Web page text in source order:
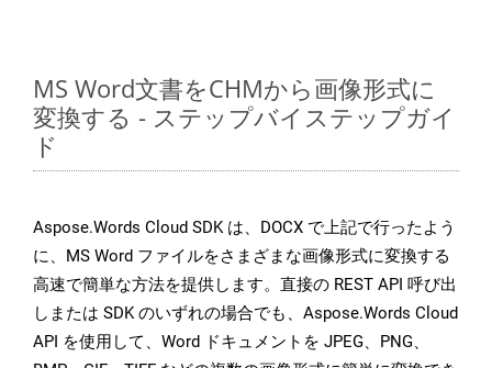
MS Word文書をCHMから画像形式に
変換する - ステップバイステップガイ
ド
Aspose.Words Cloud SDK は、DOCX で上記で行ったよう
に、MS Word ファイルをさまざまな画像形式に変換する
高速で簡単な方法を提供します。直接の REST API 呼び出
しまたは SDK のいずれの場合でも、Aspose.Words Cloud
API を使用して、Word ドキュメントを JPEG、PNG、